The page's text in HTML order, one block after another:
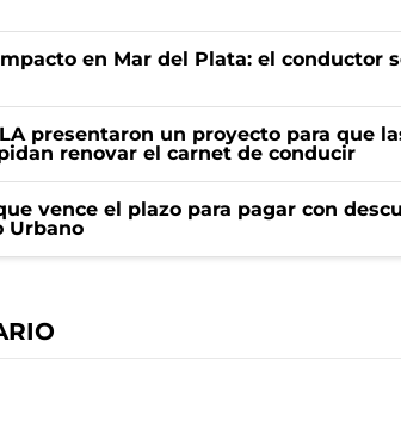
en Mar del Plata: el conductor
presentaron un proyecto para que
renovar el carnet de conducir
vence el plazo para pagar con
Urbano